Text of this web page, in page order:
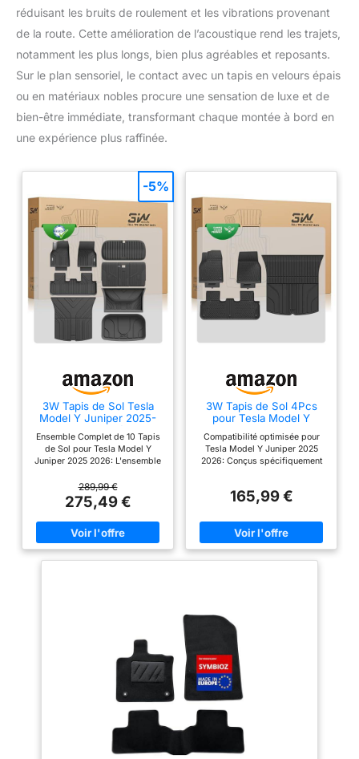
réduisant les bruits de roulement et les vibrations provenant
de la route. Cette amélioration de l’acoustique rend les trajets,
notamment les plus longs, bien plus agréables et reposants.
Sur le plan sensoriel, le contact avec un tapis en velours épais
ou en matériaux nobles procure une sensation de luxe et de
bien-être immédiate, transformant chaque montée à bord en
une expérience plus raffinée.
3W Tapis de Sol Tesla
Model Y Juniper 2025-
Ensemble Complet de 10 Tapis
de Sol pour Tesla Model Y
Juniper 2025 2026: L'ensemble
comprend 3 pièces de tapis
voiture, et tapis de coffre avant,
un tapis de coffre arrière, un
tapis de fond de coffre arrière.
Tous ont été testés par une
installation réelle pour garantir
animaux de compagnie Facile
D'entretien et Nettoyage
Simplifié: Bac de coffre sont
imperméables et résistants aux
taches, durables et anti-
déchirures, et peuvent être
nettoyés simplement en les
rinçant à l'eau Sécurité et
fins et boucle fixe augmentent
289,99 €
275,49 €
-5%
3W Tapis de Sol 4Pcs
pour Tesla Model Y
Compatibilité optimisée pour
Tesla Model Y Juniper 2025
2026: Conçus spécifiquement
2026, avec mesures laser et
un ajustement précis et fiable
Protection Totale pour le
Quotidien Réel:Boue, pluie,
surélevés retiennent liquides et
saletés, préservant l’intérieur de
votre Tesla comme neuf TPE
Premium Sans Odeur, Sécurité
pour Famille & Animaux:
Fabriqués en TPE suédois
importé, sans BPA ni
substances nocives.Aucune
odeur désagréable, même en
été sous forte chaleur.
Résistants au froid, ils ne
durcissent pas en hiver.Un
165,99 €